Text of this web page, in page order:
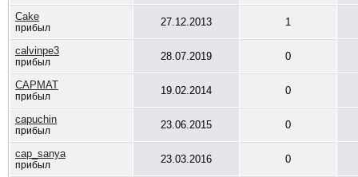
Cake
прибыл 27.12.2013 1
calvinpe3
прибыл 28.07.2019 0
CAPMAT
прибыл 19.02.2014 0
capuchin
прибыл 23.06.2015 0
cap_sanya
прибыл 23.03.2016 0